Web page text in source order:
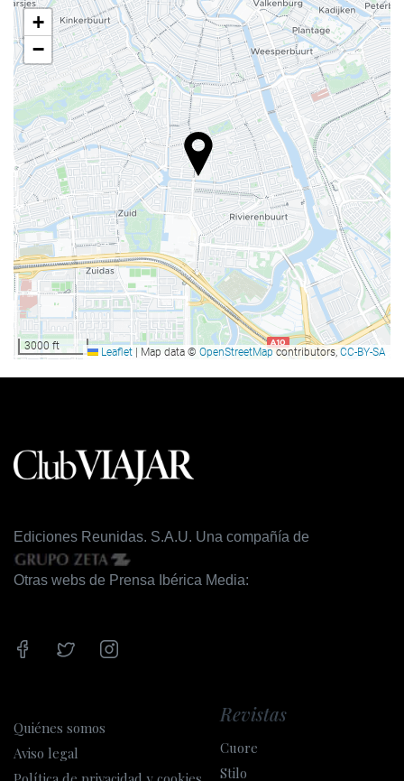
Dampbad
Badstue
Treningsrom
Mat og Drikke
À la carte-restaurant
Bar
Kafé på overnattingsstedet
Resepsjonstjenester
Døgnåpen resepsjon
Bagasjeoppbevaring
Forretningsfasiliteter
Gratis Wi-Fi
Vaskeri
+
−
3000 ft Leaflet Map data © OpenStreetMapcontributors, CC-BY-SA
Ediciones Reunidas. S.A.U. Una compañía de
Otras webs de Prensa Ibérica Media:
Quiénes somos
Aviso legal
Revistas
Cuore
Stilo